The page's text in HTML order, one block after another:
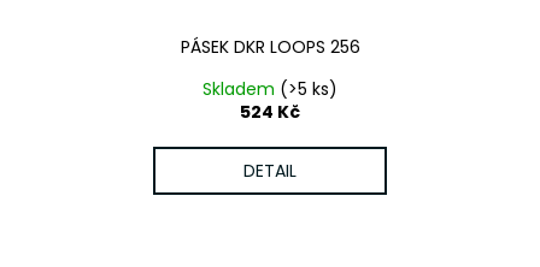
PÁSEK DKR LOOPS 256
Skladem (>5 ks)
524 Kč
DETAIL